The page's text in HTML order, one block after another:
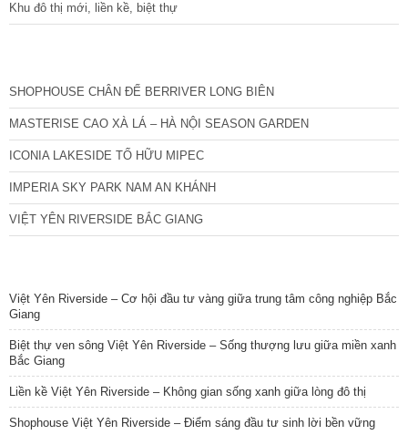
Khu đô thị mới, liền kề, biệt thự
SHOPHOUSE CHÂN ĐẾ BERRIVER LONG BIÊN
MASTERISE CAO XÀ LÁ – HÀ NỘI SEASON GARDEN
ICONIA LAKESIDE TỐ HỮU MIPEC
IMPERIA SKY PARK NAM AN KHÁNH
VIỆT YÊN RIVERSIDE BẮC GIANG
Việt Yên Riverside – Cơ hội đầu tư vàng giữa trung tâm công nghiệp Bắc
Giang
Biệt thự ven sông Việt Yên Riverside – Sống thượng lưu giữa miền xanh
Bắc Giang
Liền kề Việt Yên Riverside – Không gian sống xanh giữa lòng đô thị
Shophouse Việt Yên Riverside – Điểm sáng đầu tư sinh lời bền vững